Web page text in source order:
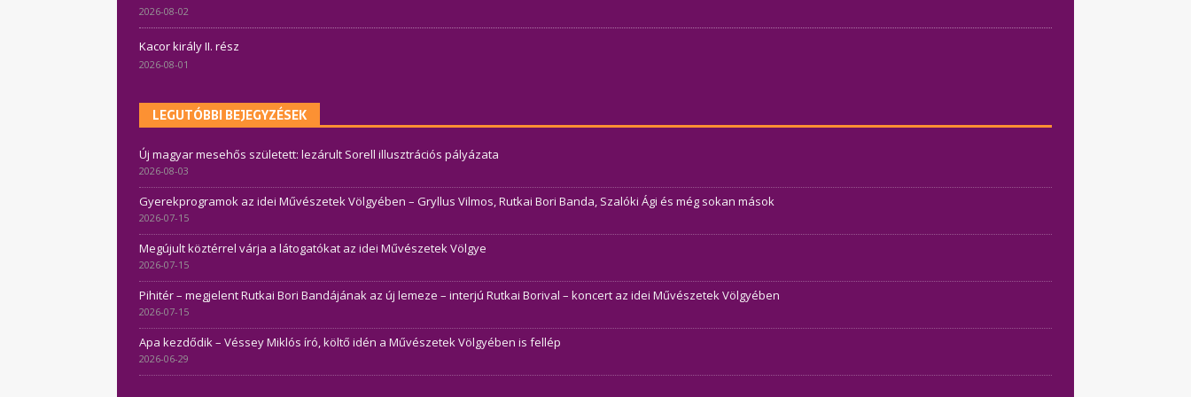
2026-08-02
Kacor király II. rész
2026-08-01
LEGUTÓBBI BEJEGYZÉSEK
Új magyar mesehős született: lezárult Sorell illusztrációs pályázata
2026-08-03
Gyerekprogramok az idei Művészetek Völgyében – Gryllus Vilmos, Rutkai Bori Banda, Szalóki Ági és még sokan mások
2026-07-15
Megújult köztérrel várja a látogatókat az idei Művészetek Völgye
2026-07-15
Pihitér – megjelent Rutkai Bori Bandájának az új lemeze – interjú Rutkai Borival – koncert az idei Művészetek Völgyében
2026-07-15
Apa kezdődik – Véssey Miklós író, költő idén a Művészetek Völgyében is fellép
2026-06-29